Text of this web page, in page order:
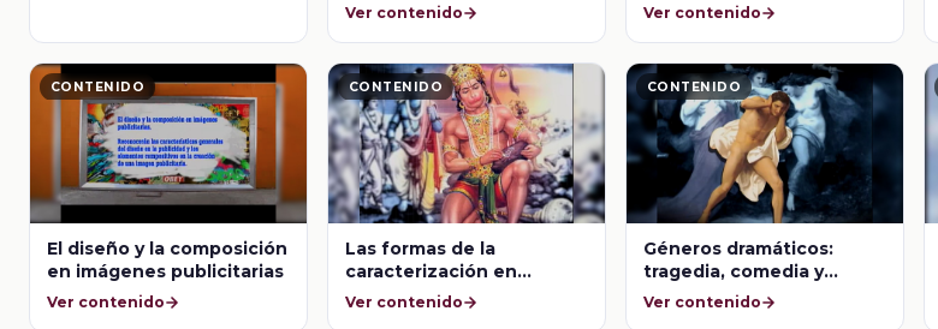
Ver contenido Ver contenido
CONTENIDO
El diseño y la composición
en imágenes publicitarias
Ver contenido
CONTENIDO
Las formas de la
caracterización en
diferentes tipos de ritos y
Ver contenido
CONTENIDO
Géneros dramáticos:
tragedia, comedia y
tragicomedia
Ver contenido